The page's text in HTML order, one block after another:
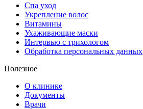
Спа уход
Укрепление волос
Витамины
Ухаживающие маски
Интервью с трихологом
Обработка персональных данных
Полезное
О клинике
Документы
Врачи